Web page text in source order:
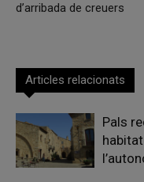
d’arribada de creuers
Articles relacionats
Pals